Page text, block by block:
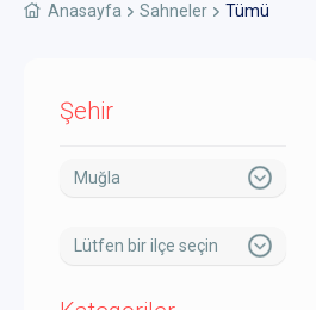
Anasayfa Sahneler Tümü
Şehir
Muğla
Lütfen bir ilçe seçin